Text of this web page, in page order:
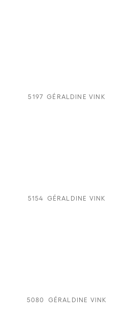
5197 GÉRALDINE VINK
5154 GÉRALDINE VINK
5080 GÉRALDINE VINK